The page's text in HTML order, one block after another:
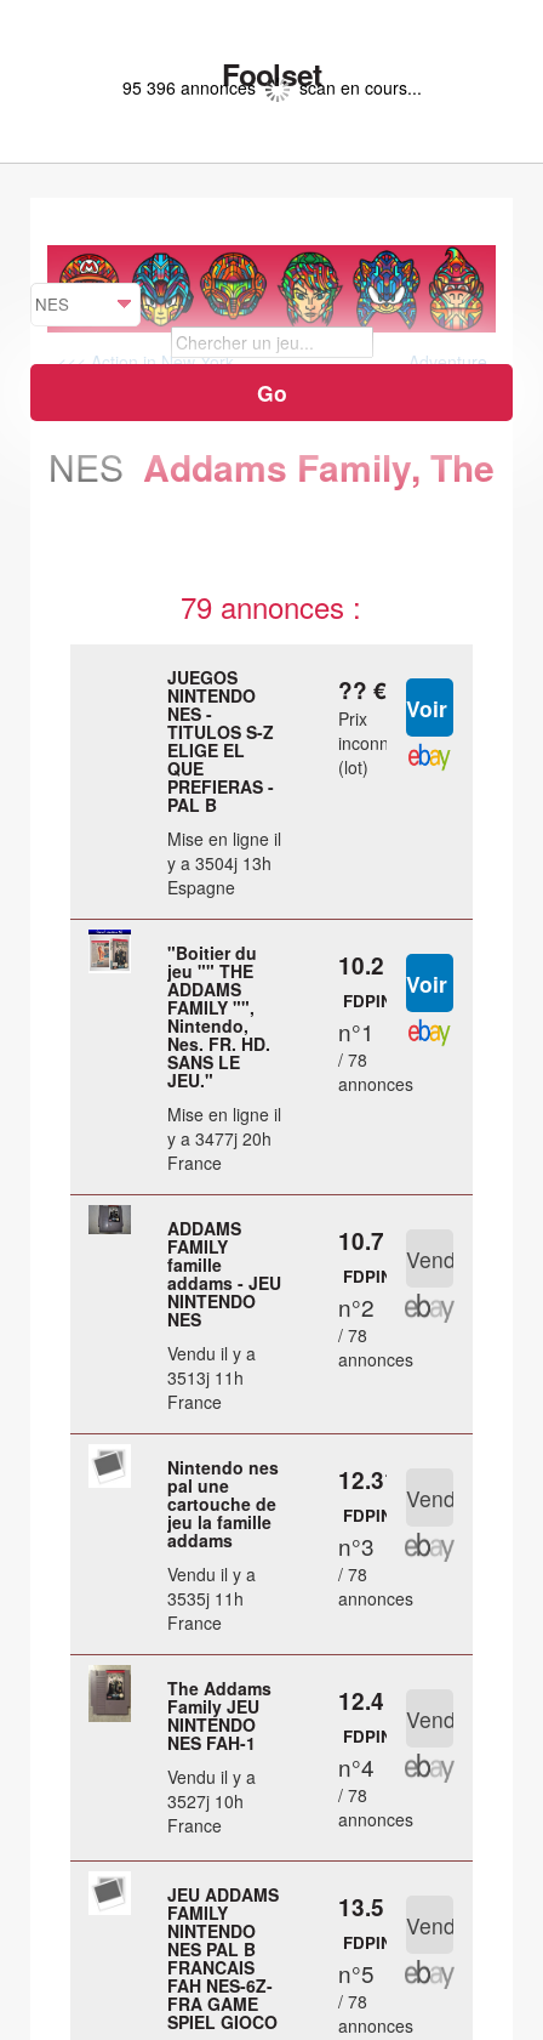
Foolset
95 396 annonces scan en cours...
<<< Action in New York
Adventure
Island Classic, The / In the pacific >>>
NES Addams Family, The
79 annonces :
JUEGOS
NINTENDO
NES -
TITULOS S-Z
ELIGE EL
QUE
PREFIERAS -
PAL B
Mise en ligne il
y a 3504j 13h
Espagne
?? €
Prix
inconnu
(lot)
"Boitier du
jeu "" THE
ADDAMS
FAMILY "",
Nintendo,
Nes. FR. HD.
SANS LE
JEU."
Mise en ligne il
y a 3477j 20h
France
10.2 €
FDPIN
n°1
/ 78
annonces
ADDAMS
FAMILY
famille
addams - JEU
NINTENDO
NES
Vendu il y a
3513j 11h
France
10.7 €
FDPIN
n°2
/ 78
annonces
Nintendo nes
pal une
cartouche de
jeu la famille
addams
Vendu il y a
3535j 11h
France
12.31 €
FDPIN
n°3
/ 78
annonces
The Addams
Family JEU
NINTENDO
NES FAH-1
Vendu il y a
3527j 10h
France
12.4 €
FDPIN
n°4
/ 78
annonces
JEU ADDAMS
FAMILY
NINTENDO
NES PAL B
FRANCAIS
FAH NES-6Z-
FRA GAME
SPIEL GIOCO
13.5 €
FDPIN
n°5
/ 78
annonces